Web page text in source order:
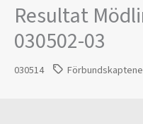
Resultat
030502-03
030514